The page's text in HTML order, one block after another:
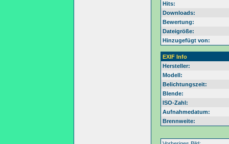
Hits:
Downloads:
Bewertung:
Dateigröße:
Hinzugefügt von:
EXIF Info
Hersteller:
Modell:
Belichtungszeit:
Blende:
ISO-Zahl:
Aufnahmedatum:
Brennweite: